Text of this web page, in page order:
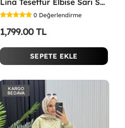
Lina Tesettür Elbise Sarı Sarı
0 Değerlendirme
1,799.00 TL
SEPETE EKLE
KARGO
BEDAVA